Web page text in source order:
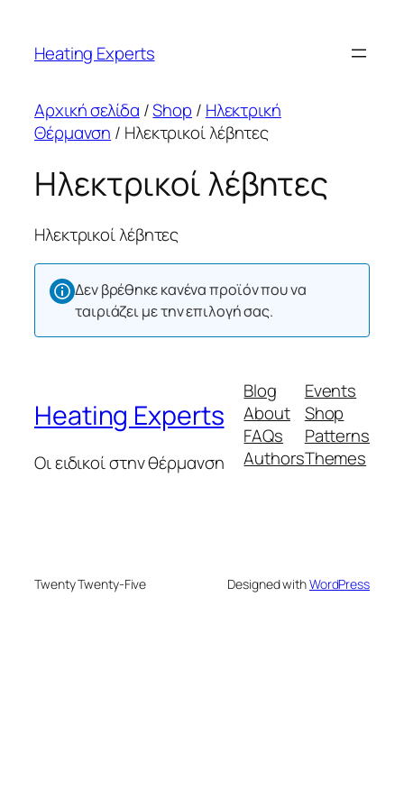
περιεχόμενο
Heating Experts
Αρχική σελίδα /Shop / Ηλεκτρική
Θέρμανση / Ηλεκτρικοί λέβητες
Ηλεκτρικοί λέβητες
Ηλεκτρικοί λέβητες
Δεν βρέθηκε κανένα προϊόν που να
ταιριάζει με την επιλογή σας.
Heating Experts
Οι ειδικοί στην θέρμανση
Blog
About
FAQs
Authors
Events
Shop
Patterns
Themes
Twenty Twenty-Five Designed withWordPress